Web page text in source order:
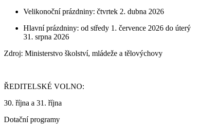
Velikonoční prázdniny: čtvrtek 2. dubna 2026
Hlavní prázdniny: od středy 1. července 2026 do úterý
31. srpna 2026
Zdroj: Ministerstvo školství, mládeže a tělovýchovy
ŘEDITELSKÉ VOLNO:
30. října a 31. října
Dotační programy